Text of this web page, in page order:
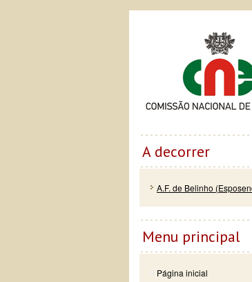
A decorrer
A.F. de Belinho
Menu principal
Página inicial